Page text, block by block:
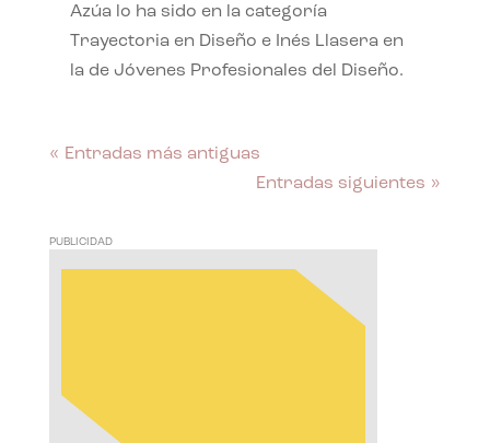
Azúa lo ha sido en la categoría
Trayectoria en Diseño e Inés Llasera en
la de Jóvenes Profesionales del Diseño.
« Entradas más antiguas
Entradas siguientes »
PUBLICIDAD